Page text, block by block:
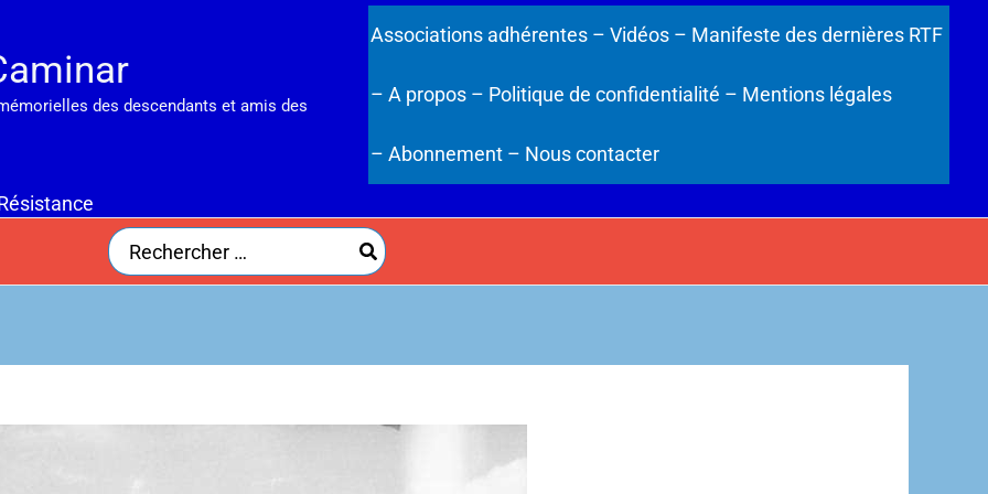
des descendants et amis des
Associations adhérentes – Vidéos – Manifeste des dernières RTF
– A propos – Politique de confidentialité – Mentions légales
– Abonnement – Nous contacter
Search
for: